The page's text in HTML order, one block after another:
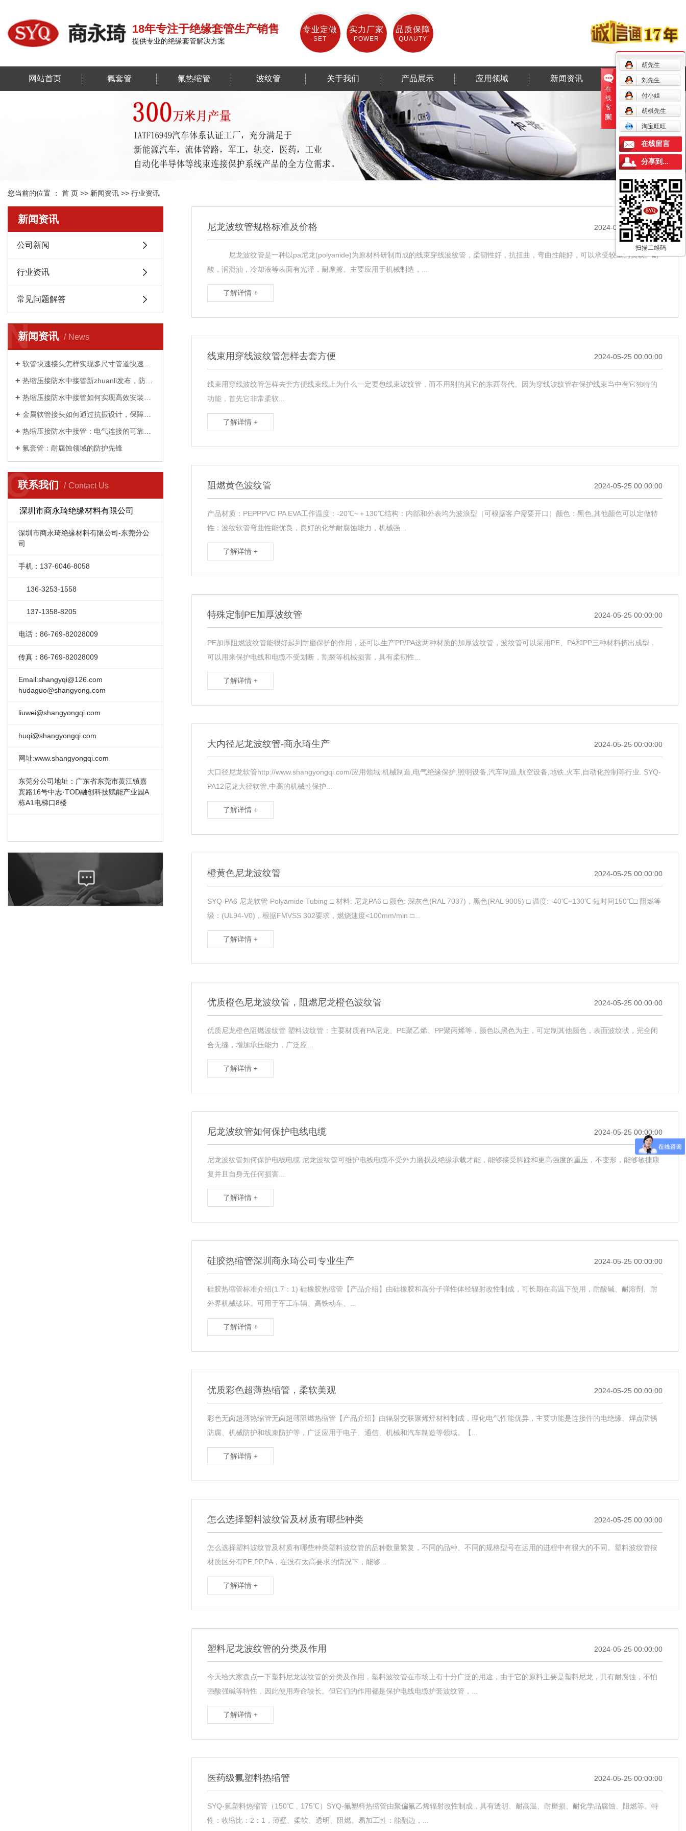
18年专注于绝缘套管生产销售
提供专业的绝缘套管解决方案
专业定做
SET
实力厂家
POWER
品质保障
QUAUTY
网站首页 氟套管 氟热缩管 波纹管 关于我们 产品展示 应用领域 新闻资讯 联系我们
您当前的位置 ： 首 页 >> 新闻资讯 >> 行业资讯
新闻资讯
公司新闻
行业资讯
常见问题解答
新闻资讯 News
N
软管快速接头怎样实现多尺寸管道快速适配？
热缩压接防水中接管新zhuanli发布，防水性能提升 50%
热缩压接防水中接管如何实现高效安装与持久防护？
金属软管接头如何通过抗振设计，保障工业设备稳定运行
热缩压接防水中接管：电气连接的可靠守护者
氟套管：耐腐蚀领域的防护先锋
联系我们 Contact Us
C
深圳市商永琦绝缘材料有限公司
深圳市商永琦绝缘材料有限公司-东莞分公
司
手机：137-6046-8058
136-3253-1558
137-1358-8205
电话：86-769-82028009
传真：86-769-82028009
Email:shangyqi@126.com
hudaguo@shangyong.com
liuwei@shangyongqi.com
huqi@shangyongqi.com
网址:www.shangyongqi.com
东莞分公司地址：广东省东莞市黄江镇嘉
宾路16号中志·TOD融创科技赋能产业园A
栋A1电梯口8楼
尼龙波纹管规格标准及价格 2024-05-25 00:00:00
尼龙波纹管是一种以pa尼龙(polyanide)为原材料研制而成的线束穿线波纹管，柔韧性好，抗扭曲，弯曲性能好，可以承受较重的负载。耐
酸，润滑油，冷却液等表面有光泽，耐摩擦。主要应用于机械制造，...
了解详情 +
线束用穿线波纹管怎样去套方便 2024-05-25 00:00:00
线束用穿线波纹管怎样去套方便线束线上为什么一定要包线束波纹管，而不用别的其它的东西替代。因为穿线波纹管在保护线束当中有它独特的
功能，首先它非常柔软...
了解详情 +
阻燃黄色波纹管 2024-05-25 00:00:00
产品材质：PEPPPVC PA EVA工作温度：-20℃~＋130℃结构：内部和外表均为波浪型（可根据客户需要开口）颜色：黑色,其他颜色可以定做特
性：波纹软管弯曲性能优良，良好的化学耐腐蚀能力，机械强...
了解详情 +
特殊定制PE加厚波纹管 2024-05-25 00:00:00
PE加厚阻燃波纹管能很好起到耐磨保护的作用，还可以生产PP/PA这两种材质的加厚波纹管，波纹管可以采用PE、PA和PP三种材料挤出成型，
可以用来保护电线和电缆不受划断，割裂等机械损害，具有柔韧性...
了解详情 +
大内径尼龙波纹管-商永琦生产 2024-05-25 00:00:00
大口径尼龙软管http://www.shangyongqi.com/应用领域:机械制造,电气绝缘保护,照明设备,汽车制造,航空设备,地铁,火车,自动化控制等行业. SYQ-
PA12尼龙大径软管,中高的机械性保护...
了解详情 +
橙黄色尼龙波纹管 2024-05-25 00:00:00
SYQ-PA6 尼龙软管 Polyamide Tubing □ 材料: 尼龙PA6 □ 颜色: 深灰色(RAL 7037)，黑色(RAL 9005) □ 温度: -40℃~130℃ 短时间150℃□ 阻燃等
级：(UL94-V0)，根据FMVSS 302要求，燃烧速度<100mm/min □...
了解详情 +
优质橙色尼龙波纹管，阻燃尼龙橙色波纹管 2024-05-25 00:00:00
优质尼龙橙色阻燃波纹管 塑料波纹管：主要材质有PA尼龙、PE聚乙烯、PP聚丙烯等，颜色以黑色为主，可定制其他颜色，表面波纹状，完全闭
合无缝，增加承压能力，广泛应...
了解详情 +
尼龙波纹管如何保护电线电缆 2024-05-25 00:00:00
尼龙波纹管如何保护电线电缆 尼龙波纹管可维护电线电缆不受外力磨损及绝缘承载才能，能够接受脚踩和更高强度的重压，不变形，能够敏捷康
复并且自身无任何损害...
了解详情 +
硅胶热缩管深圳商永琦公司专业生产 2024-05-25 00:00:00
硅胶热缩管标准介绍(1.7：1) 硅橡胶热缩管【产品介绍】由硅橡胶和高分子弹性体经辐射改性制成，可长期在高温下使用，耐酸碱、耐溶剂、耐
外界机械破坏。可用于军工车辆、高铁动车、...
了解详情 +
优质彩色超薄热缩管，柔软美观 2024-05-25 00:00:00
彩色无卤超薄热缩管无卤超薄阻燃热缩管【产品介绍】由辐射交联聚烯烃材料制成，理化电气性能优异，主要功能是连接件的电绝缘、焊点防锈
防腐、机械防护和线束防护等，广泛应用于电子、通信、机械和汽车制造等领域。【...
了解详情 +
怎么选择塑料波纹管及材质有哪些种类 ​ 2024-05-25 00:00:00
怎么选择塑料波纹管及材质有哪些种类塑料波纹管的品种数量繁复，不同的品种、不同的规格型号在运用的进程中有很大的不同。塑料波纹管按
材质区分有PE,PP,PA，在没有太高要求的情况下，能够...
了解详情 +
塑料尼龙波纹管的分类及作用 2024-05-25 00:00:00
今天给大家盘点一下塑料尼龙波纹管的分类及作用，塑料波纹管在市场上有十分广泛的用途，由于它的原料主要是塑料尼龙，具有耐腐蚀，不怕
强酸强碱等特性，因此使用寿命较长。但它们的作用都是保护电线电缆护套波纹管，...
了解详情 +
医药级氟塑料热缩管 2024-05-25 00:00:00
SYQ-氟塑料热缩管（150℃﹑175℃）SYQ-氟塑料热缩管由聚偏氟乙烯辐射改性制成，具有透明、耐高温、耐磨损、耐化学品腐蚀、阻燃等。特
性：收缩比：2：1，薄壁、柔软、透明、阻燃。易加工性：能翻边，...
在
线
客
服
胡先生
刘先生
付小姐
胡棋先生
淘宝旺旺
在线留言
分享到...
扫描二维码